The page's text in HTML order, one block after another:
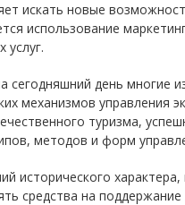
искать новые
использование
услуг.
сегодняшний день многие
механизмов управления
туризма,
методов и форм
исторического
средства на